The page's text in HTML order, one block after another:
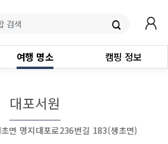
여행 명소 캠핑 정보
대포서원
면 명지대포로236번길 183(생초면)